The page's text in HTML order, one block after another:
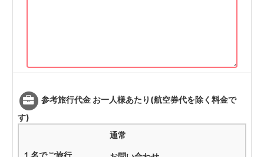
参考旅行代金 お一人様あたり(航空券代を除く料金で
す)
通常